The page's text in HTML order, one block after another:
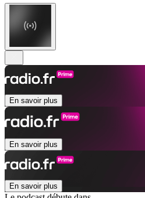
En savoir plus
En savoir plus
En savoir plus